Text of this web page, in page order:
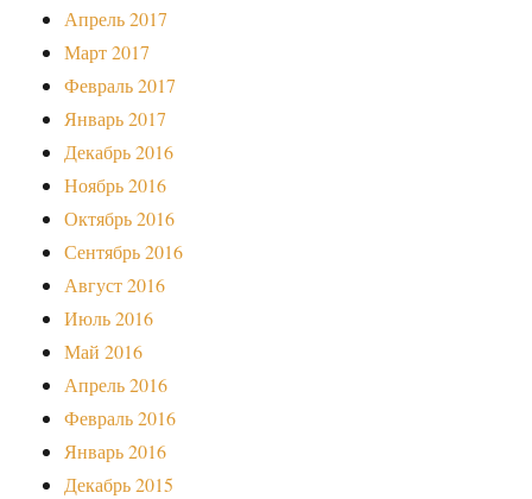
Апрель 2017
Март 2017
Февраль 2017
Январь 2017
Декабрь 2016
Ноябрь 2016
Октябрь 2016
Сентябрь 2016
Август 2016
Июль 2016
Май 2016
Апрель 2016
Февраль 2016
Январь 2016
Декабрь 2015